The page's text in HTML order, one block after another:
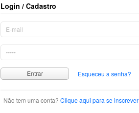
Login / Cadastro
Esqueceu a senha?
Não tem uma conta? Clique aqui para se inscrever